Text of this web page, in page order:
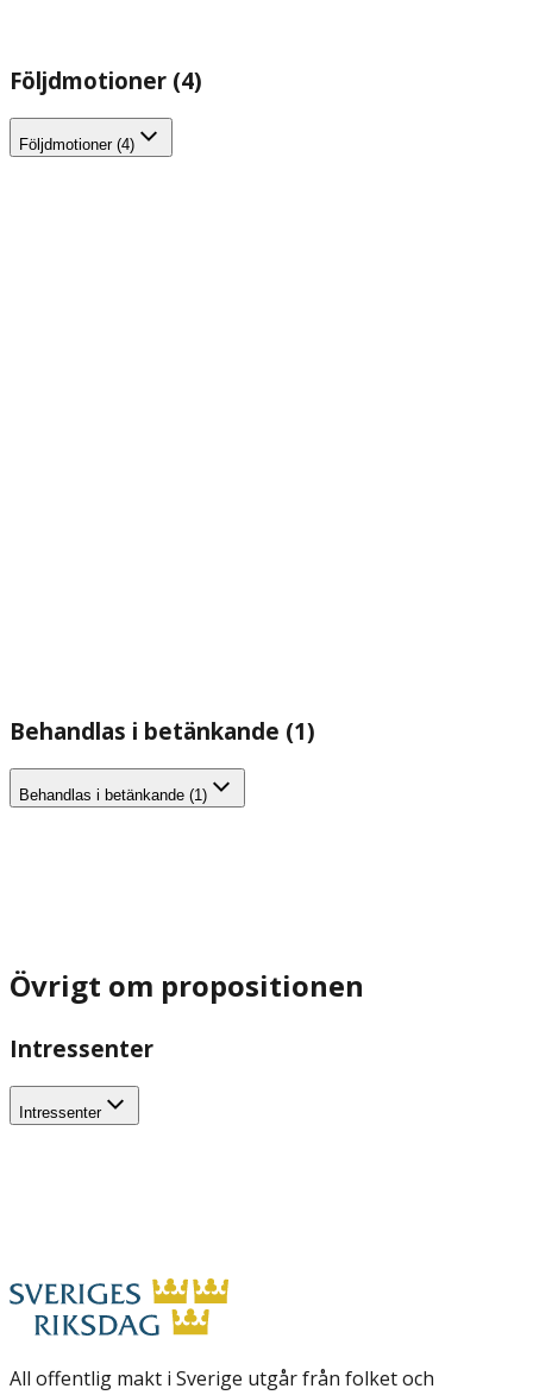
Följdmotioner (4)
Följdmotioner (4)
Behandlas i betänkande (1)
Behandlas i betänkande (1)
Övrigt om propositionen
Intressenter
Intressenter
All offentlig makt i Sverige utgår från folket och